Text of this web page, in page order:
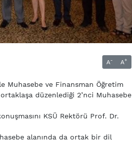
A- A+
Muhasebe ve Finansman Öğretim
düzenlediği 2’nci Muhasebe
KSÜ Rektörü Prof. Dr.
alanında da ortak bir dil